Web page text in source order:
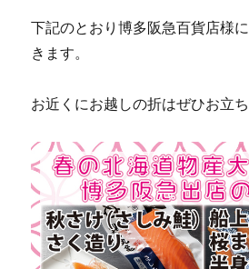
下記のとおり博多阪急百貨店様
きます。
お近くにお越しの折はぜひお立ち